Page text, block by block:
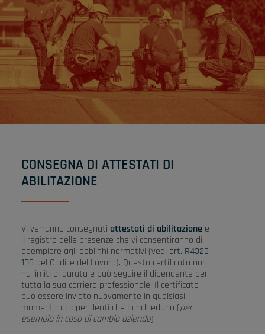
CONSEGNA DI ATTESTATI DI
ABILITAZIONE
Vi verranno consegnati attestati di abilitazione e
il registro delle presenze che vi consentiranno di
adempiere agli obblighi normativi (vedi art. R4323-
106 del Codice del Lavoro). Questo certificato non
ha limiti di durata e può seguire il dipendente per
tutta la sua carriera professionale. Il certificato
può essere inviato nuovamente in qualsiasi
momento ai dipendenti che lo richiedano (per
esempio in caso di cambio azienda)